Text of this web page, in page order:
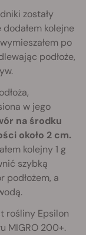
zostały
kolejne
po
podłoże,
w jego
na środku
około 2 cm.
kolejny 1 g
szybką
podłożem, a
rośliny Epsilon
MIGRO 200+.